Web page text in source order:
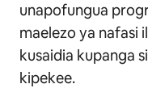
unapofungua
maelezo ya nafasi
kusaidia kupanga
kipekee.